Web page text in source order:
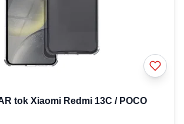
tok Xiaomi Redmi 13C / POCO